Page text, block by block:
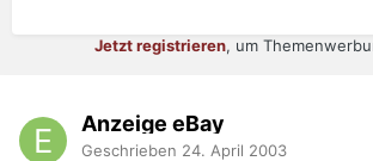
Jetzt registrieren, um
Anzeige eBay
Geschrieben 24. April 2003